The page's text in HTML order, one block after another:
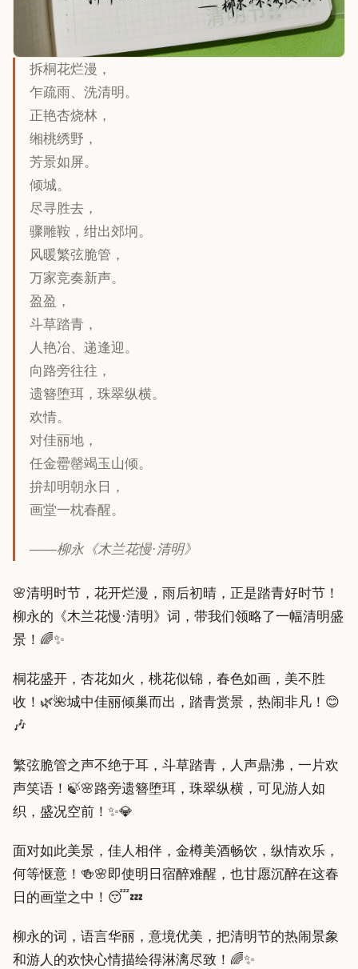
拆桐花烂漫，
乍疏雨、洗清明。
正艳杏烧林，
缃桃绣野，
芳景如屏。
倾城。
尽寻胜去，
骤雕鞍，绀出郊坰。
风暖繁弦脆管，
万家竞奏新声。
盈盈，
斗草踏青，
人艳冶、递逢迎。
向路旁往往，
遗簪堕珥，珠翠纵横。
欢情。
对佳丽地，
任金罍罄竭玉山倾。
拚却明朝永日，
画堂一枕春醒。
——柳永《木兰花慢·清明》
🌸清明时节，花开烂漫，雨后初晴，正是踏青好时节！
柳永的《木兰花慢·清明》词，带我们领略了一幅清明盛
景！🌈✨
桐花盛开，杏花如火，桃花似锦，春色如画，美不胜
收！🌿🌺城中佳丽倾巢而出，踏青赏景，热闹非凡！😊
🎶
繁弦脆管之声不绝于耳，斗草踏青，人声鼎沸，一片欢
声笑语！🍃🌸路旁遗簪堕珥，珠翠纵横，可见游人如
织，盛况空前！✨💎
面对如此美景，佳人相伴，金樽美酒畅饮，纵情欢乐，
何等惬意！🍻🌸即使明日宿醉难醒，也甘愿沉醉在这春
日的画堂之中！😴💤
柳永的词，语言华丽，意境优美，把清明节的热闹景象
和游人的欢快心情描绘得淋漓尽致！🌈✨